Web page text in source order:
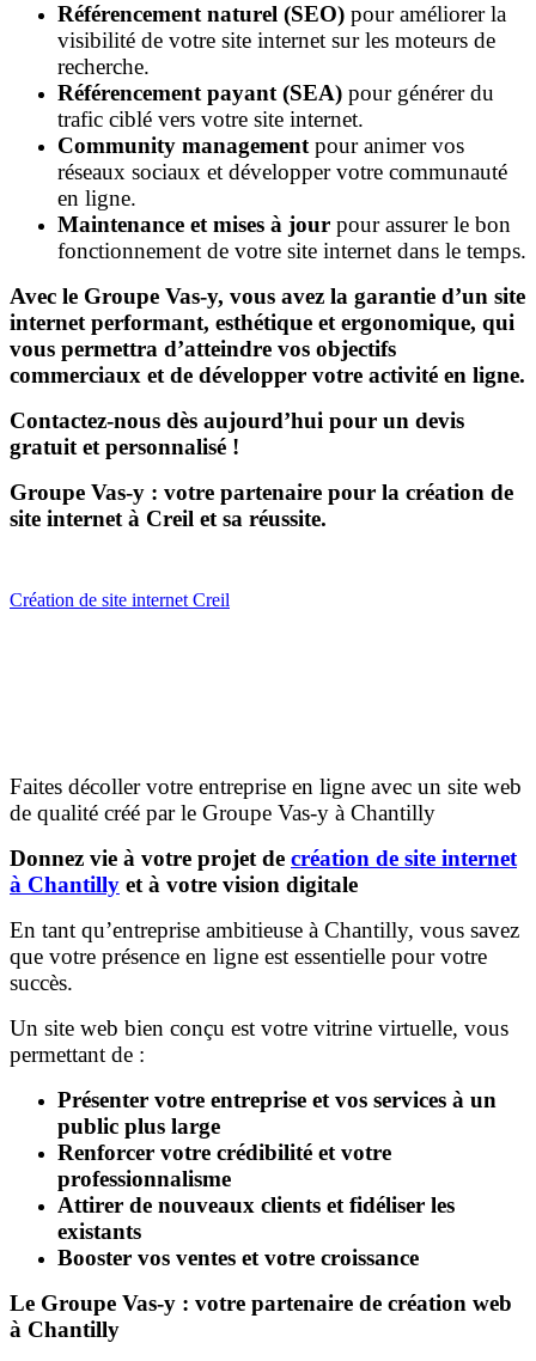
Référencement naturel (SEO) pour améliorer la
visibilité de votre site internet sur les moteurs de
recherche.
Référencement payant (SEA) pour générer du
trafic ciblé vers votre site internet.
Community management pour animer vos
réseaux sociaux et développer votre communauté
en ligne.
Maintenance et mises à jour pour assurer le bon
fonctionnement de votre site internet dans le temps.
Avec le Groupe Vas-y, vous avez la garantie d’un site
internet performant, esthétique et ergonomique, qui
vous permettra d’atteindre vos objectifs
commerciaux et de développer votre activité en ligne.
Contactez-nous dès aujourd’hui pour un devis
gratuit et personnalisé !
Groupe Vas-y : votre partenaire pour la création de
site internet à Creil et sa réussite.
Création de site internet Creil
Faites décoller votre entreprise en ligne avec un site web
de qualité créé par le Groupe Vas-y à Chantilly
Donnez vie à votre projet de création de site internet
à Chantilly et à votre vision digitale
En tant qu’entreprise ambitieuse à Chantilly, vous savez
que votre présence en ligne est essentielle pour votre
succès.
Un site web bien conçu est votre vitrine virtuelle, vous
permettant de :
Présenter votre entreprise et vos services à un
public plus large
Renforcer votre crédibilité et votre
professionnalisme
Attirer de nouveaux clients et fidéliser les
existants
Booster vos ventes et votre croissance
Le Groupe Vas-y : votre partenaire de création web
à Chantilly